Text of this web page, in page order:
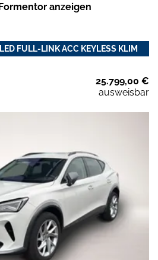
anzeigen
FULL-LINK ACC KEYLESS KLIM
25.799,00 €
ausweisbar